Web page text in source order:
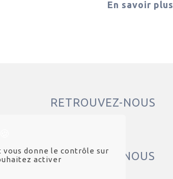
En savoir plus
RETROUVEZ-NOUS
CONTACTEZ-NOUS
donne le contrôle sur
activer